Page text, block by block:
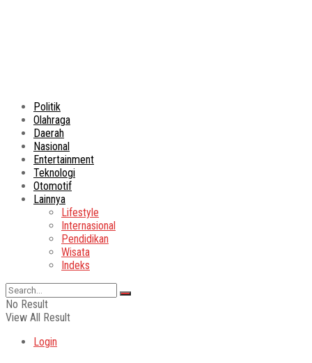
Politik
Olahraga
Daerah
Nasional
Entertainment
Teknologi
Otomotif
Lainnya
Lifestyle
Internasional
Pendidikan
Wisata
Indeks
No Result
View All Result
Login